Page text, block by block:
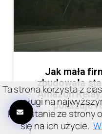
Jak mała
zbudowała
Amazon
pokazuje
Ta strona korzysta z
usługi na
korzystanie ze strony
się na ich użycie.